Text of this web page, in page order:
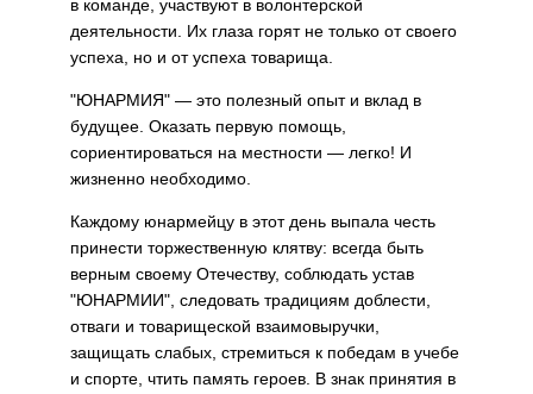
в команде, участвуют в волонтерской
деятельности. Их глаза горят не только от своего
успеха, но и от успеха товарища.
"ЮНАРМИЯ" — это полезный опыт и вклад в
будущее. Оказать первую помощь,
сориентироваться на местности — легко! И
жизненно необходимо.
Каждому юнармейцу в этот день выпала честь
принести торжественную клятву: всегда быть
верным своему Отечеству, соблюдать устав
"ЮНАРМИИ", следовать традициям доблести,
отваги и товарищеской взаимовыручки,
защищать слабых, стремиться к победам в учебе
и спорте, чтить память героев. В знак принятия в